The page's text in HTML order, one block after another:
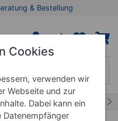
& Bestellung
48/68
Cookies
verwenden wir
Webseite und zur
Dabei kann ein
Datenempfänger